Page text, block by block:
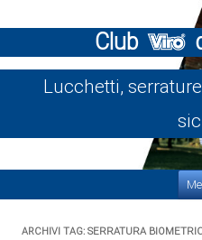
Club
Lucchetti,
ARCHIVI TAG: SERRATURA